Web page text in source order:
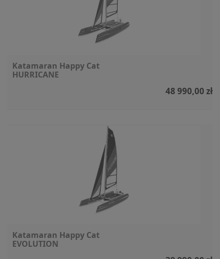
Katamaran Happy Cat
HURRICANE
48 990,00 zł
Katamaran Happy Cat
EVOLUTION